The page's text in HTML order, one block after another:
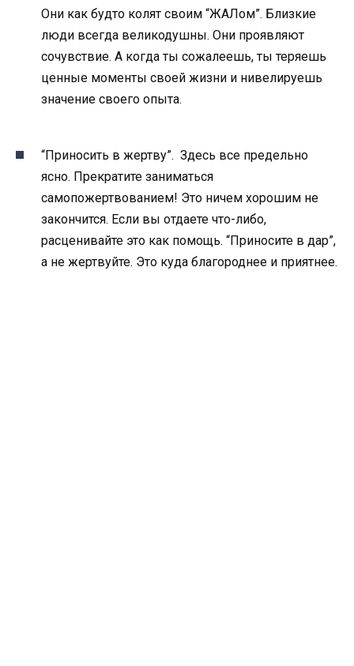
Они как будто колят своим “ЖАЛом”. Близкие
люди всегда великодушны. Они проявляют
сочувствие. А когда ты сожалеешь, ты теряешь
ценные моменты своей жизни и нивелируешь
значение своего опыта.
“Приносить в жертву”. Здесь все предельно
ясно. Прекратите заниматься
самопожертвованием! Это ничем хорошим не
закончится. Если вы отдаете что-либо,
расценивайте это как помощь. “Приносите в дар”,
а не жертвуйте. Это куда благороднее и приятнее.